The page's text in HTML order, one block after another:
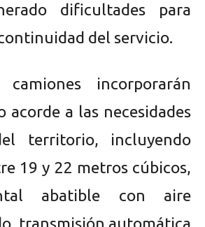
dificultades para
del servicio.
incorporarán
acorde a las necesidades
territorio, incluyendo
19 y 22 metros cúbicos,
abatible con aire
transmisión automática